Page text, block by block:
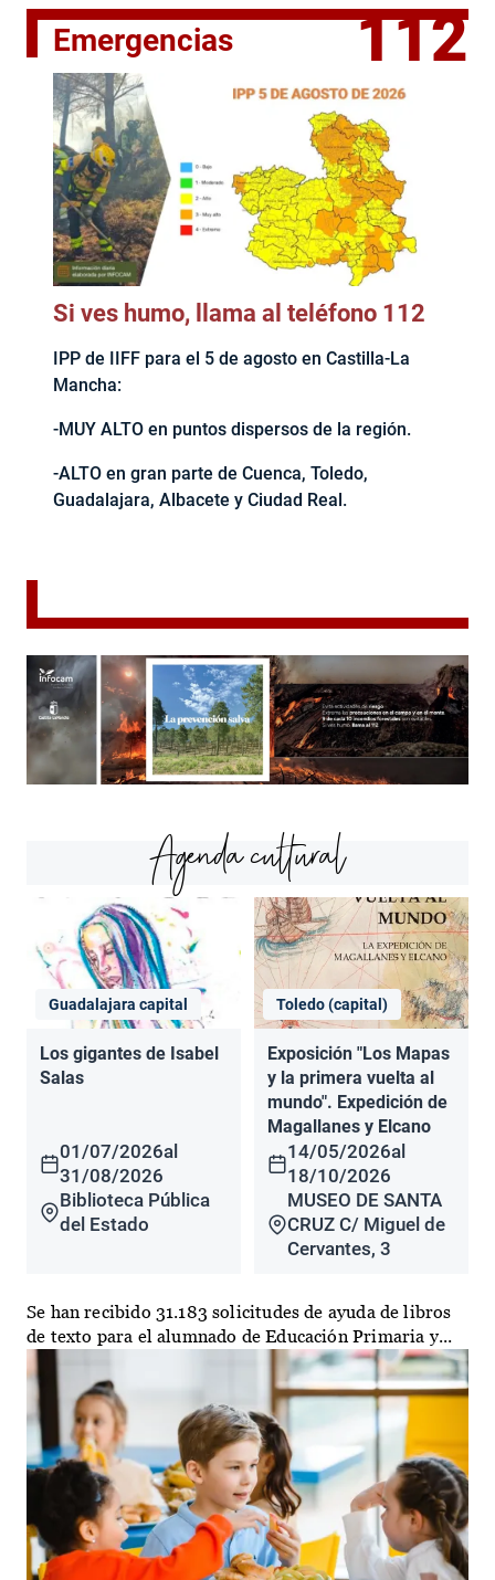
Emergencias 112
Si ves humo, llama al teléfono 112
IPP de IIFF para el 5 de agosto en Castilla-La
Mancha:
-MUY ALTO en puntos dispersos de la región.
-ALTO en gran parte de Cuenca, Toledo,
Guadalajara, Albacete y Ciudad Real.
Agenda cultural
Guadalajara capital
Los gigantes de Isabel
Salas
01/07/2026al
31/08/2026
Biblioteca Pública
del Estado
Toledo (capital)
Exposición "Los Mapas
y la primera vuelta al
mundo". Expedición de
Magallanes y Elcano
14/05/2026al
18/10/2026
MUSEO DE SANTA
CRUZ C/ Miguel de
Cervantes, 3
Se han recibido 31.183 solicitudes de ayuda de libros
de texto para el alumnado de Educación Primaria y...